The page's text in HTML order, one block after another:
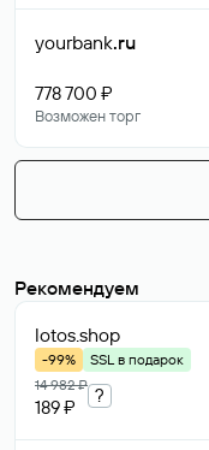
yourbank.ru
778 700 ₽
Возможен торг
Рекомендуем
lotos.shop
-99%
SSL в подарок
14 982 ₽
189 ₽
?